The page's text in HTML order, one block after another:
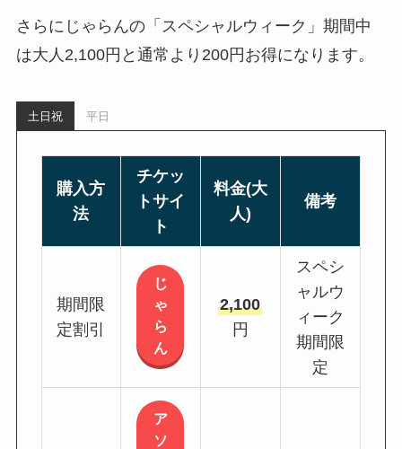
さらにじゃらんの「スペシャルウィーク」期間中
は大人2,100円と通常より200円お得になります。
土日祝 平日
購入方
法
チケッ
トサイ
ト
料金(大
人)
備考
期間限
定割引
じ
ゃ
ら
ん
2,100
円
スペシ
ャルウ
ィーク
期間限
定
ア
ソ